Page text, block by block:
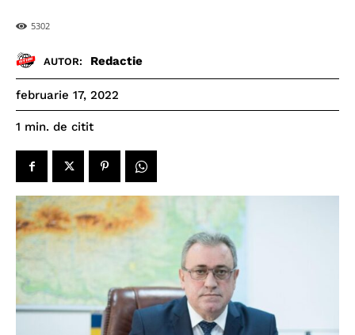
5302
AUTOR: Redactie
februarie 17, 2022
1 min. de citit